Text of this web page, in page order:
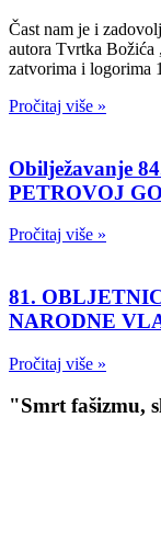
Čast nam je i
autora Tvrtka Božića
zatvorima i logorima
Pročitaj više »
Obilježavanje
PETROVOJ
Pročitaj više »
81.
NARODNE
Pročitaj više »
"Smrt fašizmu,